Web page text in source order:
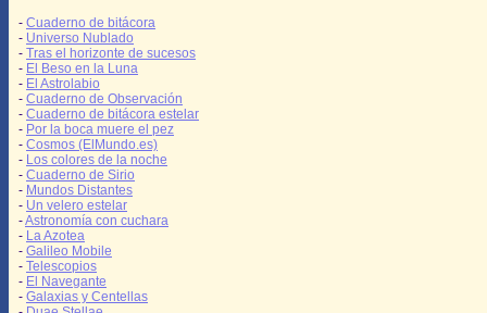
- Cuaderno de bitácora
- Universo Nublado
- Tras el horizonte de sucesos
- El Beso en la Luna
- El Astrolabio
- Cuaderno de Observación
- Cuaderno de bitácora estelar
- Por la boca muere el pez
- Cosmos (ElMundo.es)
- Los colores de la noche
- Cuaderno de Sirio
- Mundos Distantes
- Un velero estelar
-Astronomía con cuchara
- La Azotea
- Galileo Mobile
- Telescopios
- El Navegante
- Galaxias y Centellas